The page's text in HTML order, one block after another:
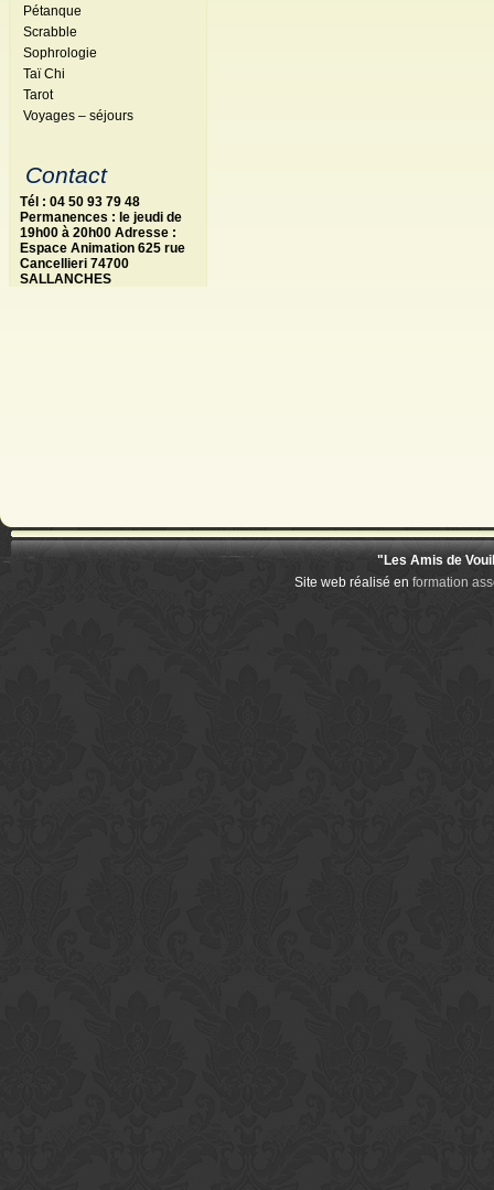
Pétanque
Scrabble
Sophrologie
Taï Chi
Tarot
Voyages – séjours
Contact
Tél : 04 50 93 79 48
Permanences : le jeudi de
19h00 à 20h00 Adresse :
Espace Animation 625 rue
Cancellieri 74700
SALLANCHES
"Les Amis de
Site web réalisé en formation